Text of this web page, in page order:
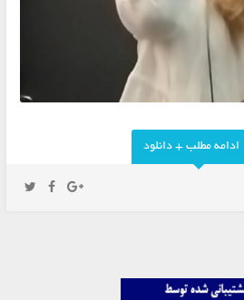
ادامه مطلب + دانلود